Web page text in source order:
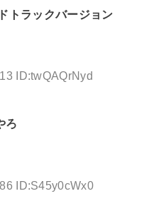
トラックバージョン
ID:twQAQrNyd
ろ
ID:S45y0cWx0